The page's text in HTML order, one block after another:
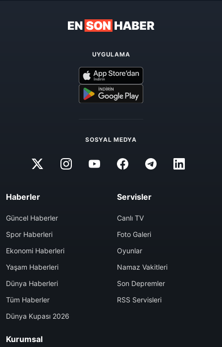
UYGULAMA
SOSYAL MEDYA
Haberler
Güncel Haberler
Spor Haberleri
Ekonomi Haberleri
Yaşam Haberleri
Dünya Haberleri
Tüm Haberler
Dünya Kupası 2026
Servisler
Canlı TV
Foto Galeri
Oyunlar
Namaz Vakitleri
Son Depremler
RSS Servisleri
Kurumsal